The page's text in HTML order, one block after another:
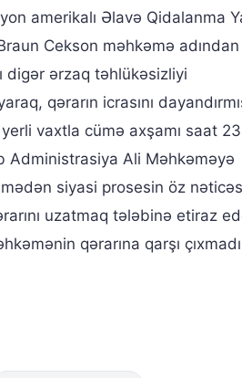
amerikalı Əlavə Qidalanma
Cekson məhkəmə adından
digər ərzaq təhlükəsizliyi
qərarın icrasını
vaxtla cümə axşamı saat
Administrasiya Ali Məhkəməyə
siyasi prosesin öz
uzatmaq tələbinə etiraz
qərarına qarşı